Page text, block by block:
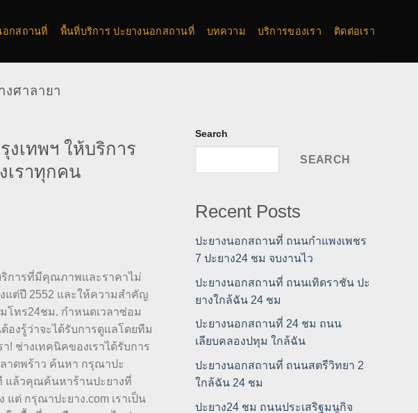
อกสถานที่ พื้นที่บริการ ปะยางนอกสถานที่ บทความ บริการของเรา ติดต่อเรา
งศาลายา
เทพฯ ให้บริการ
ราทุกคน
ริการที่มีคุณภาพและราคาไม่
แต่ปี 2552 และให้ความสำคัญ
โทร24ชม. กำหนดเวลาซ่อม
งรู้ว่าจะได้รับการดูแลโดยทีม
! ช่างเทคนิคของเราได้รับการ
ลาดพร้าว ค้นหา กรุณาปะ
แล้วคุณค้นหาร้านปะยางที่
ต่ กรุณาปะยาง.com เราเป็น
Search
SEARCH
Recent Posts
ปะยางนอกสถานที่ ถนนกำแพงเพชร
7 ปะยาง24 ชม จบงานไว
ปะยางนอกสถานที่ ถนนเทิดราชัน ปะ
ยางใกล้ฉัน 24 ชม
ปะยางนอกสถานที่ 24 ชม ถนน
เลียบคลองปทุม ใกล้ฉัน
ปะยางนอกสถานที่ ถนนสตรีวิทยา 2
ใกล้ฉัน 24 ชม
ปะยาง24 ชม ถนนประเสริฐมนูกิจ